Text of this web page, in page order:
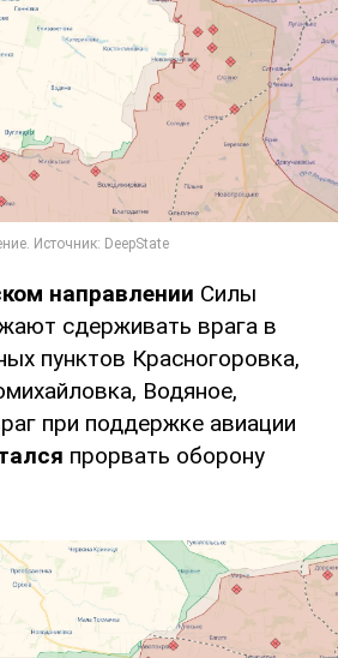
направлении Силы
сдерживать врага в
пунктов Красногоровка,
Водяное,
при поддержке авиации
прорвать оборону